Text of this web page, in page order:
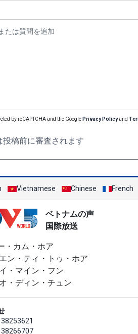
by reCAPTCHA and the Google Privacy Policyand
投稿前に審査されます
Vietnamese Chinese French
ベトナムの声
国際放送
・カム・ホア
ン・ティ・トゥ・ホア
・マイン・フン
・ディン・チュン